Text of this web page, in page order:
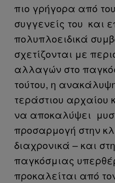
πιο γρήγορα από
συγγενείς του και
πολυπλοειδικά
σχετίζονται με
αλλαγών στο
τούτου, η
τεράστιου αρχαίου
να αποκαλύψει
προσαρμογή στην
διαχρονικά – και
παγκόσμιας
προκαλείται από